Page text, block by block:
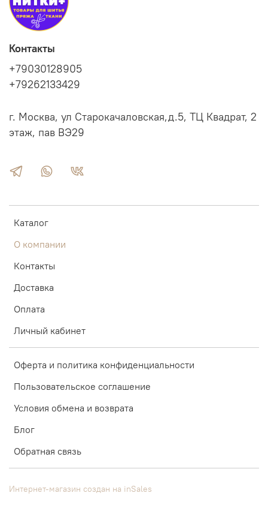
Каталог
О компании
Контакты
Доставка
Оплата
Личный кабинет
Оферта и политика конфиденциальности
Пользовательское соглашение
Условия обмена и возврата
Блог
Обратная связь
Контакты
+79030128905
+79262133429
г. Москва, ул Старокачаловская,д.5, ТЦ Квадрат, 2
этаж, пав ВЭ29
Интернет-магазин создан на inSales